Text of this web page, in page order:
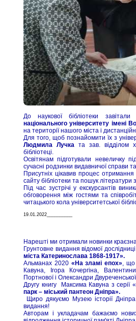
До наукової бібліотеки
національного університету імені
на території нашого міста і
Для того, щоб познайомити їх з
Людмила Лучка та зав. відділом
бібліотеці.
Освітянам підготували невеличку
сучасні родзинки видавничої справи
Присутніх цікавив процес
сайту бібліотеки та пошук
Під час зустрічі у екскурсантів
обговорення між гостями та
читацького кола університетської
19.01.2022__________
Нарешті ми отримали новинки
Грунтовне видання відомої
міста Катеринослава 1868-1917».
Альманах 2020 «На зламі епох», що
Кавуна, Ігора Кочергіна,
Портнової і Олександри
Другу книгу Максима Кавуна з серії
парк – міський пантеон Дніпра».
Щиро дякуємо Музею історії
видання!
Авторам і укладачам бажаємо